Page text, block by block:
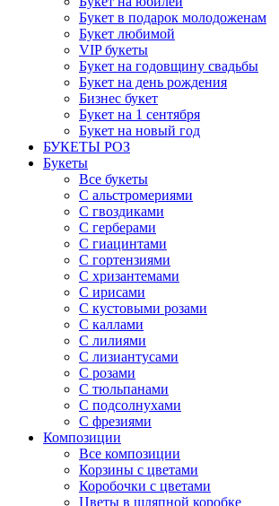
Букет в подарок молодоженам
Букет любимой
VIP букеты
Букет на годовщину свадьбы
Букет на день рождения
Бизнес букет
Букет на 1 сентября
Букет на новый год
БУКЕТЫ РОЗ
Букеты
Все букеты
С альстромериями
С гвоздиками
С герберами
С гиацинтами
С гортензиями
С хризантемами
С ирисами
С кустовыми розами
С каллами
С лилиями
С лизиантусами
С розами
С тюльпанами
С подсолнухами
С фрезиями
Композиции
Все композиции
Корзины с цветами
Коробочки с цветами
Цветы в шляпной коробке